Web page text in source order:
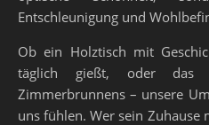
Entschleunigung und
Ob ein Holztisch mit
täglich gießt, oder das
Zimmerbrunnens – unsere
uns fühlen. Wer sein Zuhause